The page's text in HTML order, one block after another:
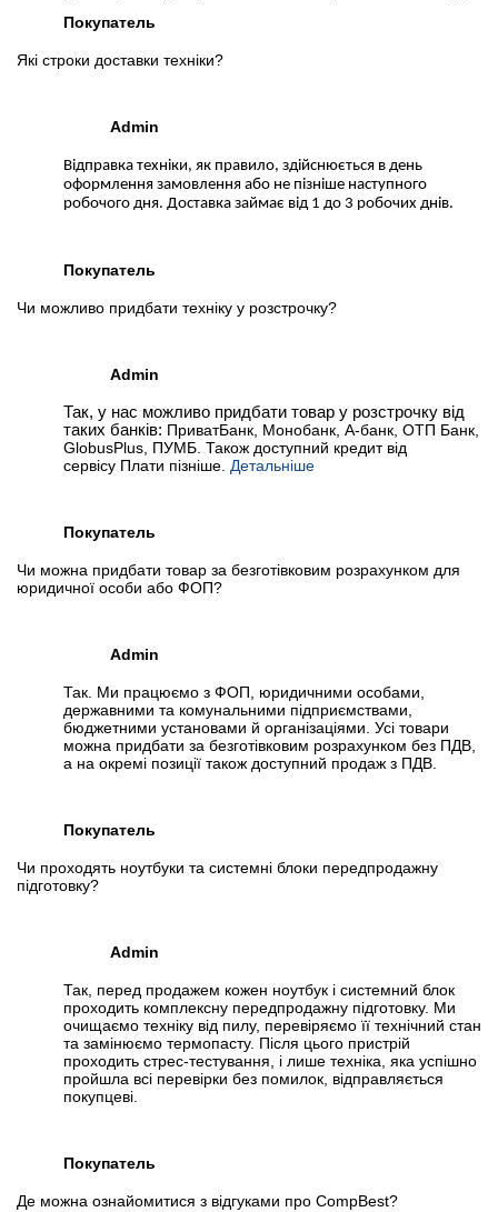
Покупатель
Які строки доставки техніки?
Admin
Відправка техніки, як правило, здійснюється в день
оформлення замовлення або не пізніше наступного
робочого дня. Доставка займає від 1 до 3 робочих днів.
Покупатель
Чи можливо придбати техніку у розстрочку?
Admin
Так, у нас можливо придбати товар у розстрочку від
таких банків: ПриватБанк, Монобанк, А-банк, ОТП Банк,
GlobusPlus, ПУМБ. Також доступний кредит від
сервісу Плати пізніше. Детальніше
Покупатель
Чи можна придбати товар за безготівковим розрахунком для
юридичної особи або ФОП?
Admin
Так. Ми працюємо з ФОП, юридичними особами,
державними та комунальними підприємствами,
бюджетними установами й організаціями. Усі товари
можна придбати за безготівковим розрахунком без ПДВ,
а на окремі позиції також доступний продаж з ПДВ.
Покупатель
Чи проходять ноутбуки та системні блоки передпродажну
підготовку?
Admin
Так, перед продажем кожен ноутбук і системний блок
проходить комплексну передпродажну підготовку. Ми
очищаємо техніку від пилу, перевіряємо її технічний стан
та замінюємо термопасту. Після цього пристрій
проходить стрес-тестування, і лише техніка, яка успішно
пройшла всі перевірки без помилок, відправляється
покупцеві.
Покупатель
Де можна ознайомитися з відгуками про CompBest?